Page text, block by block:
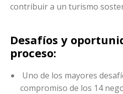
contribuir a un turismo
Desafíos y
proceso:
Uno de los mayores
compromiso de los 14